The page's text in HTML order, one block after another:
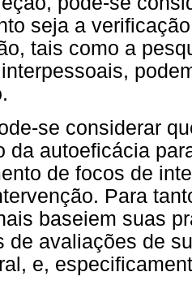
seja a
tais como a
se considerar
da autoeficácia
de focos de
Para
baseiem suas
de avaliações de
e,